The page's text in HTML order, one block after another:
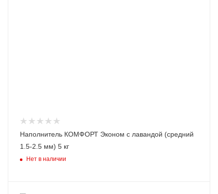
Наполнитель КОМФОРТ Эконом с лавандой (средний
1.5-2.5 мм) 5 кг
Нет в наличии